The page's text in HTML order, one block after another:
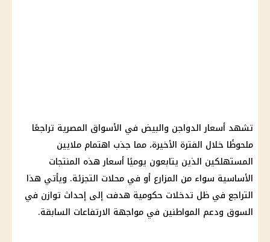
تشهد أسعار الدواجن والبيض في الأسواق المصرية تراجعًا
ملحوظًا خلال الفترة الأخيرة، مما جذب اهتمام ملايين
المستهلكين الذين يتابعون يوميًا أسعار هذه المنتجات
الأساسية سواء من المزارع أو في محلات التجزئة. ويأتي هذا
التراجع في ظل تدخلات حكومية هدفت إلى إحداث توازن في
السوق ودعم المواطنين في مواجهة الارتفاعات السابقة.